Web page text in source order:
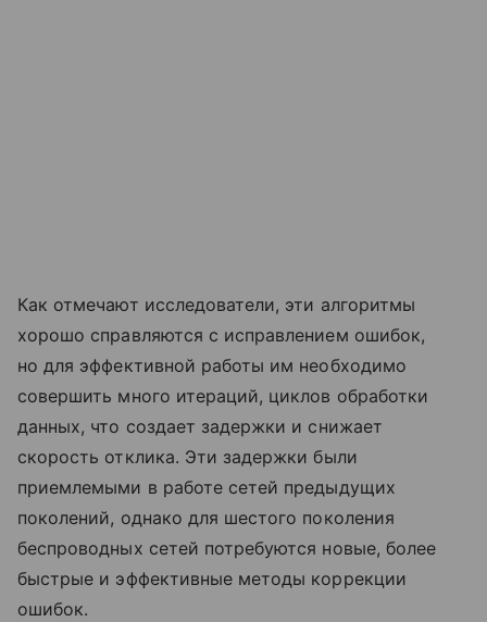
Как отмечают исследователи, эти алгоритмы
хорошо справляются с исправлением ошибок,
но для эффективной работы им необходимо
совершить много итераций, циклов обработки
данных, что создает задержки и снижает
скорость отклика. Эти задержки были
приемлемыми в работе сетей предыдущих
поколений, однако для шестого поколения
беспроводных сетей потребуются новые, более
быстрые и эффективные методы коррекции
ошибок.